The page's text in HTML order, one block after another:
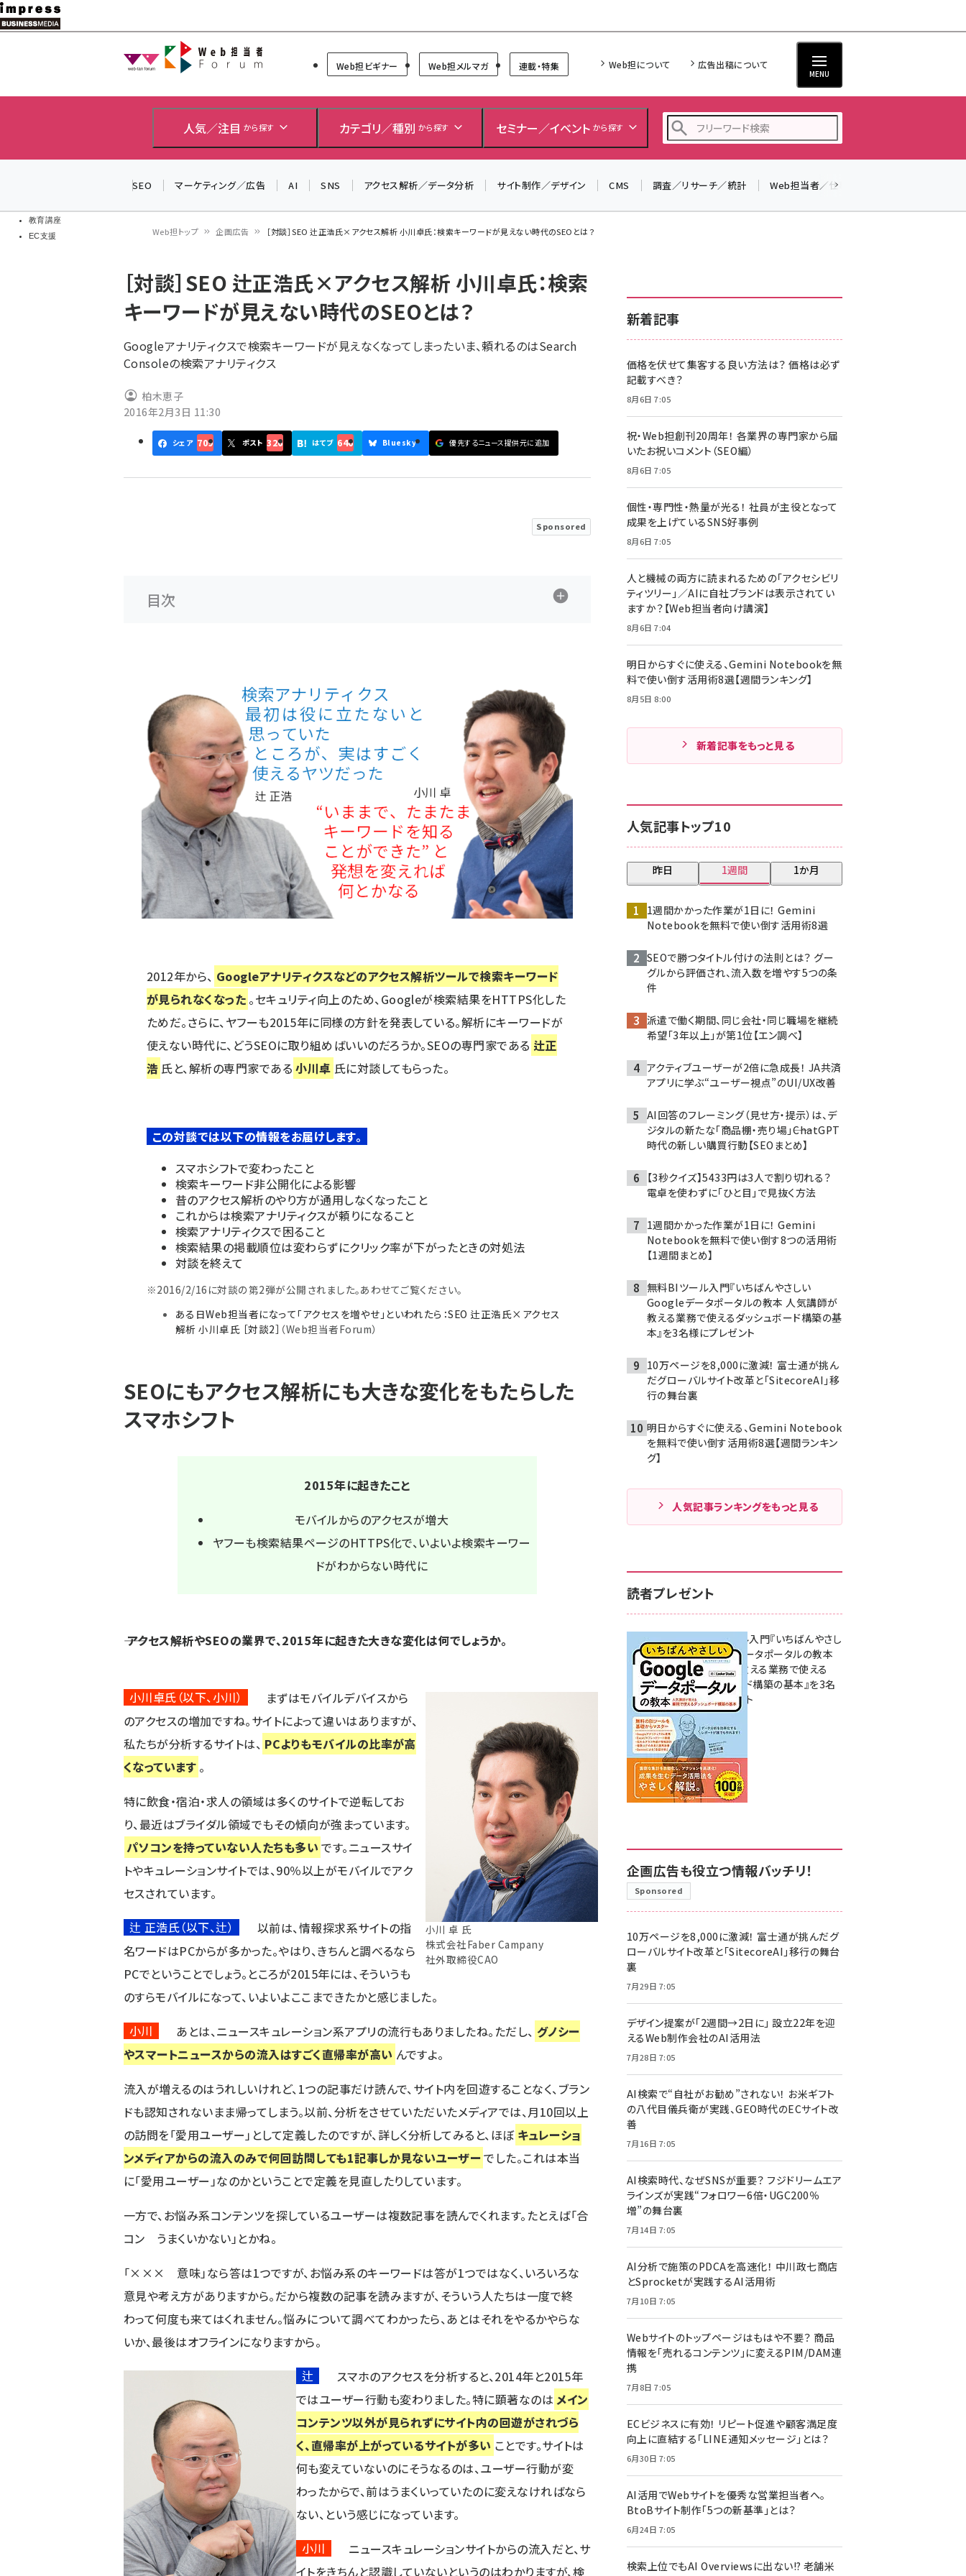
メ
イ
教育講座
EC支援
Web担当者Forum
Web担ビギナー Web担メルマガ 連載・特集 Web担について 広告出稿について
MENU
人気／注目 から探す カテゴリ／種別 から探す セミナー／イベント から探す
z世代 (1620)
meo (1274)
SEO マーケティング／広告 AI SNS アクセス解析／データ分析 サイト制作／デザイン CMS 調査／リサーチ／統計 Web担当者／仕事
ン
く
ず
Web担トップ 企画広告 ［対談］SEO 辻正浩氏×アクセス解析 小川卓氏：検索キーワードが見えない時代のSEOとは？
［対談］SEO 辻正浩氏×アクセス解析 小川卓氏：検索
キーワードが見えない時代のSEOとは？
Googleアナリティクスで検索キーワードが見えなくなってしまったいま、頼れるのはSearch
Consoleの検索アナリティクス
柏木恵子
2016年2月3日 11:30
シェア 709 ポスト 326 はてブ 646 Bluesky 優先するニュース提供元に追加
Sponsored
目次
2012年から、 Googleアナリティクスなどのアクセス解析ツールで検索キーワード
が見られなくなった 。セキュリティ向上のため、Googleが検索結果をHTTPS化した
ためだ。さらに、ヤフーも2015年に同様の方針を発表している。解析にキーワードが
使えない時代に、どうSEOに取り組めばいいのだろうか。SEOの専門家である 辻正
浩 氏と、解析の専門家である 小川卓 氏に対談してもらった。
この対談では以下の情報をお届けします。
スマホシフトで変わったこと
検索キーワード非公開化による影響
昔のアクセス解析のやり方が通用しなくなったこと
これからは検索アナリティクスが頼りになること
検索アナリティクスで困ること
検索結果の掲載順位は変わらずにクリック率が下がったときの対処法
対談を終えて
※2016/2/16に対談の第2弾が公開されました。あわせてご覧ください。
ある日Web担当者になって「アクセスを増やせ」といわれたら：SEO 辻正浩氏×アクセス
解析 小川卓氏 ［対談2］ （Web担当者Forum）
SEOにもアクセス解析にも大きな変化をもたらした
スマホシフト
2015年に起きたこと
モバイルからのアクセスが増大
ヤフーも検索結果ページのHTTPS化で、いよいよ検索キーワー
ドがわからない時代に
―― アクセス解析やSEOの業界で、2015年に起きた大きな変化は何でしょうか。
小川 卓 氏
株式会社Faber Campany
社外取締役CAO
小川卓氏（以下、小川）
まずはモバイルデバイスから
のアクセスの増加ですね。サイトによって違いはありますが、
私たちが分析するサイトは、 PCよりもモバイルの比率が高
くなっています 。
特に飲食・宿泊・求人の領域は多くのサイトで逆転してお
り、最近はブライダル領域でもその傾向が強まっています。
パソコンを持っていない人たちも多い です。ニュースサイ
トやキュレーションサイトでは、90％以上がモバイルでアク
セスされています。
辻 正浩氏（以下、辻）
以前は、情報探求系サイトの指
名ワードはPCからが多かった。やはり、きちんと調べるなら
PCでということでしょう。ところが2015年には、そういうも
のすらモバイルになって、いよいよここまできたかと感じました。
小川
あとは、ニュースキュレーション系アプリの流行もありましたね。ただし、 グノシー
やスマートニュースからの流入はすごく直帰率が高い んですよ。
流入が増えるのはうれしいけれど、1つの記事だけ読んで、サイト内を回遊することなく、ブラン
ドも認知されないまま帰ってしまう。以前、分析をさせていただいたメディアでは、月10回以上
の訪問を「愛用ユーザー」として定義したのですが、詳しく分析してみると、ほぼ キュレーショ
ンメディアからの流入のみで何回訪問しても1記事しか見ないユーザーでした。これは本当
に「愛用ユーザー」なのかということで定義を見直したりしています。
一方で、お悩み系コンテンツを探しているユーザーは複数記事を読んでくれます。たとえば「合
コン うまくいかない」とかね。
「××× 意味」なら答は1つですが、お悩み系のキーワードは答が1つではなく、いろいろな
意見や考え方がありますから。だから複数の記事を読みますが、そういう人たちは一度で終
わって何度も来てはくれません。悩みについて調べてわかったら、あとはそれをやるかやらな
いか、最後はオフラインになりますから。
辻
スマホのアクセスを分析すると、2014年と2015年
ではユーザー行動も変わりました。特に顕著なのは メイン
コンテンツ以外が見られずにサイト内の回遊がされづら
く、直帰率が上がっているサイトが多い ことです。サイトは
何も変えていないのにそうなるのは、ユーザー行動が変
わったからで、前はうまくいっていたのに変えなければなら
ない、という感じになっています。
小川
ニュースキュレーションサイトからの流入だと、サ
イトをきちんと認識していないというのはわかりますが、検
新着記事
価格を伏せて集客する良い方法は？ 価格は必ず
記載すべき？
8月6日 7:05
祝・Web担創刊20周年！ 各業界の専門家から届
いたお祝いコメント（SEO編）
8月6日 7:05
個性・専門性・熱量が光る！ 社員が主役となって
成果を上げているSNS好事例
8月6日 7:05
人と機械の両方に読まれるための「アクセシビリ
ティツリー」／AIに自社ブランドは表示されてい
ますか？【Web担当者向け講演】
8月6日 7:04
明日からすぐに使える、Gemini Notebookを無
料で使い倒す活用術8選【週間ランキング】
8月5日 8:00
新着記事をもっと見る
人気記事トップ10
昨日 1週間 1か月
1週間かかった作業が1日に！ Gemini
Notebookを無料で使い倒す活用術8選
SEOで勝つタイトル付けの法則とは？ グー
グルから評価され、流入数を増やす5つの条
件
派遣で働く期間、同じ会社・同じ職場を継続
希望「3年以上」が第1位【エン調べ】
アクティブユーザーが2倍に急成長！ JA共済
アプリに学ぶ“ユーザー視点”のUI/UX改善
AI回答のフレーミング（見せ方・提示）は、デ
ジタルの新たな「商品棚・売り場」――ChatGPT
時代の新しい購買行動【SEOまとめ】
【3秒クイズ】5433円は3人で割り切れる？
電卓を使わずに「ひと目」で見抜く方法
1週間かかった作業が1日に！ Gemini
Notebookを無料で使い倒す8つの活用術
【1週間まとめ】
無料BIツール入門『いちばんやさしい
Googleデータポータルの教本 人気講師が
教える業務で使えるダッシュボード構築の基
本』を3名様にプレゼント
10万ページを8,000に激減！ 富士通が挑ん
だグローバルサイト改革と「SitecoreAI」移
行の舞台裏
明日からすぐに使える、Gemini Notebook
を無料で使い倒す活用術8選【週間ランキン
グ】
人気記事ランキングをもっと見る
読者プレゼント
無料BIツール入門『いちばんやさし
いGoogleデータポータルの教本
人気講師が教える業務で使える
ダッシュボード構築の基本』を3名
様にプレゼント
7月31日 10:00
企画広告も役立つ情報バッチリ！
Sponsored
10万ページを8,000に激減！ 富士通が挑んだグ
ローバルサイト改革と「SitecoreAI」移行の舞台
裏
7月29日 7:05
デザイン提案が「2週間→2日に」 設立22年を迎
えるWeb制作会社のAI活用法
7月28日 7:05
AI検索で“自社がお勧め”されない！ お米ギフト
の八代目儀兵衛が実践、GEO時代のECサイト改
善
7月16日 7:05
AI検索時代、なぜSNSが重要？ フジドリームエア
ラインズが実践“フォロワー6倍・UGC200％
増”の舞台裏
7月14日 7:05
AI分析で施策のPDCAを高速化！ 中川政七商店
とSprocketが実践するAI活用術
7月10日 7:05
Webサイトのトップページはもはや不要？ 商品
情報を「売れるコンテンツ」に変えるPIM/DAM連
携
7月8日 7:05
ECビジネスに有効！ リピート促進や顧客満足度
向上に直結する「LINE通知メッセージ」とは？
6月30日 7:05
AI活用でWebサイトを優秀な営業担当者へ。
BtoBサイト制作「5つの新基準」とは？
6月24日 7:05
検索上位でもAI Overviewsに出ない!? 老舗米
＼ 読者アンケートにご協力ください ／
▼アンケートページはこちらから▼